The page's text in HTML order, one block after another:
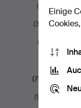
(8)
(32)
(2)
(70)
(18)
Einige